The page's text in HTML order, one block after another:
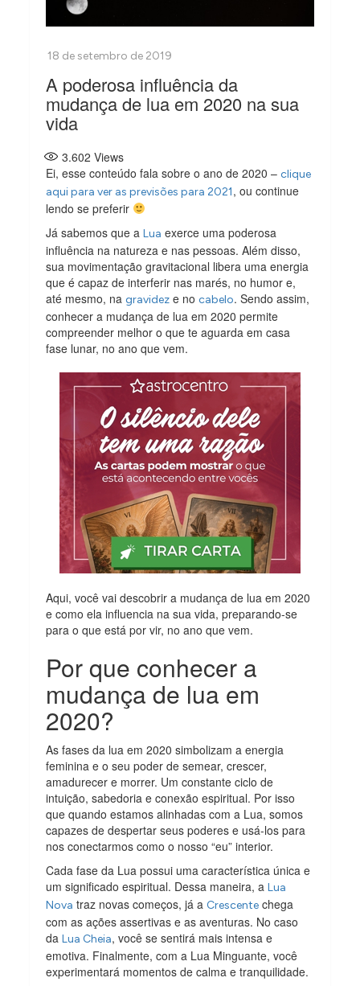
A poderosa influência da
mudança de lua em 2020 na sua
vida
3.602 Views
Ei, esse conteúdo fala sobre o ano de 2020 –clique
aqui para ver as previsões para 2021, ou continue
lendo se preferir
Já sabemos que aLua exerce uma poderosa
influência na natureza e nas pessoas. Além disso,
sua movimentação gravitacional libera uma energia
que é capaz de interferir nas marés, no humor e,
até mesmo, nagravidez e nocabelo. Sendo assim,
conhecer a mudança de lua em 2020 permite
compreender melhor o que te aguarda em casa
fase lunar, no ano que vem.
Aqui, você vai descobrir a mudança de lua em 2020
e como ela influencia na sua vida, preparando-se
para o que está por vir, no ano que vem.
Por que conhecer a
mudança de lua em
2020?
As fases da lua em 2020 simbolizam a energia
feminina e o seu poder de semear, crescer,
amadurecer e morrer. Um constante ciclo de
intuição, sabedoria e conexão espiritual. Por isso
que quando estamos alinhadas com a Lua, somos
capazes de despertar seus poderes e usá-los para
nos conectarmos como o nosso “eu” interior.
Cada fase da Lua possui uma característica única e
um significado espiritual. Dessa maneira, aLua
Nova traz novas começos, já a Crescente chega
com as ações assertivas e as aventuras. No caso
daLua Cheia, você se sentirá mais intensa e
emotiva. Finalmente, com a Lua Minguante, você
experimentará momentos de calma e tranquilidade.